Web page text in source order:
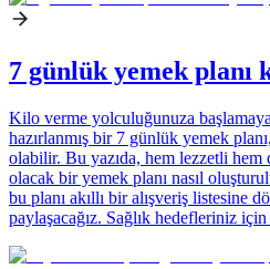
7 günlük yemek planı
Kilo verme yolculuğunuza başlamaya
hazırlanmış bir 7 günlük yemek
olabilir. Bu yazıda, hem lezzetli hem
olacak bir yemek planı nasıl
bu planı akıllı bir alışveriş listesine
paylaşacağız. Sağlık hedefleriniz